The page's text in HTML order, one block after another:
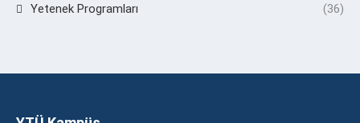
Yetenek Programları (36)